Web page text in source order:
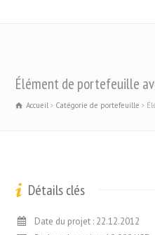
Élément de portefeuille
Accueil Catégorie de portefeuille
Détails clés
Date du projet : 22.12.2012